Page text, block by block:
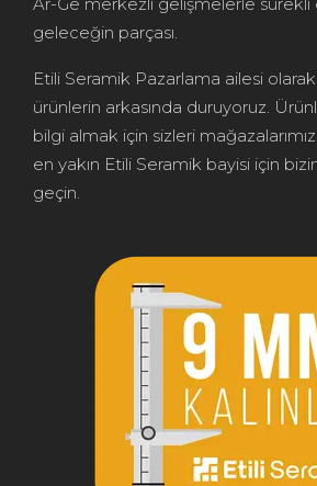
geleceğin parçası.
Etili Seramik Pazarlama ailesi olarak
ürünlerin arkasında duruyoruz.
bilgi almak için sizleri
en yakın Etili Seramik bayisi için
geçin.